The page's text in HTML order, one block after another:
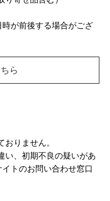
が前後する場合がござ
ら
りません。
い、初期不良の疑いがあ
トのお問い合わせ窓口